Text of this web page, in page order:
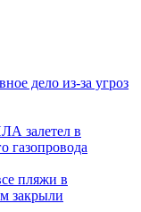
дело из-за угроз
залетел в
газопровода
пляжи в
закрыли